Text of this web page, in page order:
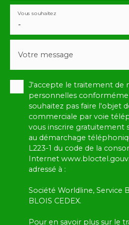
-
Vous souhaitez
Votre message
J'accepte le traitement de
personnelles
souhaitez pas faire l'objet
commerciale par voie
vous inscrire gratuitement
au démarchage
L223-1 du code de la
Internet
adressé à :
Société Worldline, Service
BLOIS CEDEX.
Pour en savoir plus sur le